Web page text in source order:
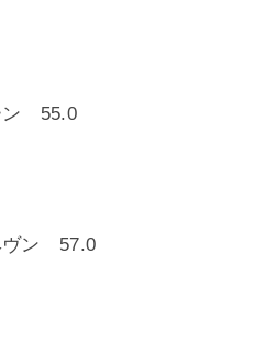
ン 55.0
ヴン 57.0